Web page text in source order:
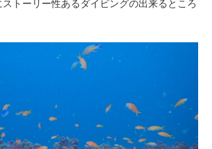
トーリー性あるダイビングの出来るところ